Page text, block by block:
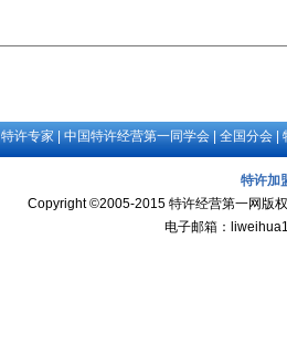
特许专家 中国特许经营第一同学会| 全国分会|
特许加
Copyright ©2005-2015 特许经营第一网版
电子邮箱：